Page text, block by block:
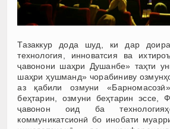
Тазаккур дода шуд, ки дар
технология, инноватсия ва
ҷавонони шаҳри Душанбе» таҳти
шаҳри ҳушманд» чорабиниву
аз қабили озмуни
беҳтарин, озмуни беҳтарин эссе,
ҷавонон оид ба
коммуникатсионӣ бо инобати